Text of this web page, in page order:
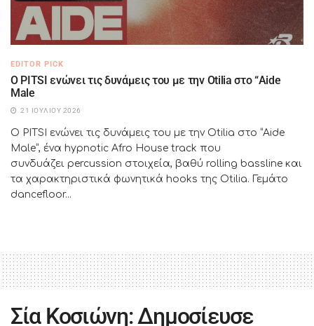
EDITOR PICK
Ο PITSI ενώνει τις δυνάμεις του με την Otilia στο “Aide
Male
21 ΙΟΥΛΊΟΥ 2026
Ο PITSI ενώνει τις δυνάμεις του με την Otilia στο “Aide
Male”, ένα hypnotic Afro House track που
συνδυάζει percussion στοιχεία, βαθύ rolling bassline και
τα χαρακτηριστικά φωνητικά hooks της Otilia. Γεμάτο
dancefloor...
Σία Κοσιώνη: Δημοσίευσε